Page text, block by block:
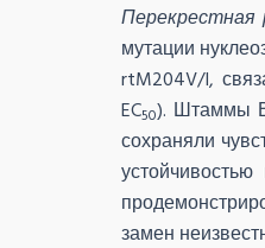
Перекрестная
мутации
rtM204V/I,
EC50). Штаммы
сохраняли
замен